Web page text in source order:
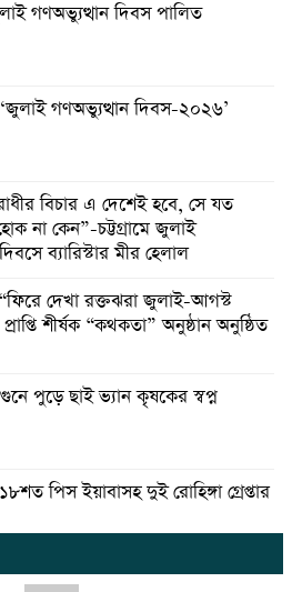
গণঅভ্যুত্থান দিবস পালিত
‘জুলাই গণঅভ্যুত্থান দিবস-২০২৬’
বিচার এ দেশেই হবে, সে যত
না কেন”-চট্টগ্রামে জুলাই
ব্যারিস্টার মীর হেলাল
“ফিরে দেখা রক্তঝরা জুলাই-আগস্ট
শীর্ষক “কথকতা” অনুষ্ঠান অনুষ্ঠিত
পুড়ে ছাই ভ্যান কৃষকের স্বপ্ন
পিস ইয়াবাসহ দুই রোহিঙ্গা গ্রেপ্তার